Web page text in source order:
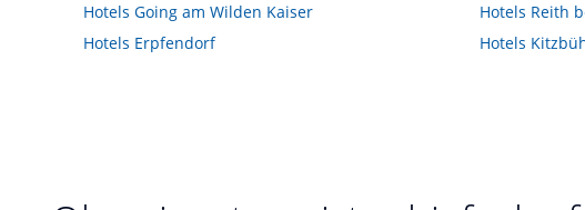
Hotels Going am Wilden Kaiser
Hotels Erpfendorf
Hotels Reith
Hotels